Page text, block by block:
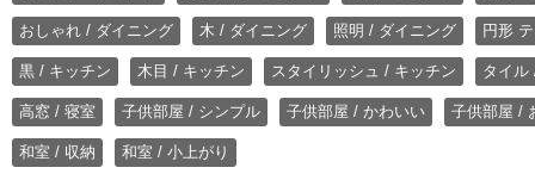
おしゃれ / ダイニング 木 / ダイニング 照明 / ダイニング 円形
黒 / キッチン 木目 / キッチン スタイリッシュ / キッチン タイル
高窓 / 寝室 子供部屋 / シンプル 子供部屋 / かわいい 子供部屋 /
和室 / 収納 和室 / 小上がり